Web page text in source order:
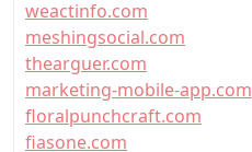
weactinfo.com
meshingsocial.com
thearguer.com
marketing-mobile-app.com
floralpunchcraft.com
fiasone.com